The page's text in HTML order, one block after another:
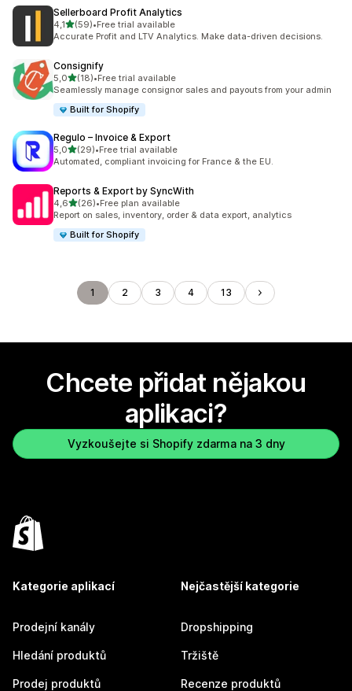
Sellerboard Profit Analytics
4,1z 5 hvězd
(59)
Celkový počet recenzí: 59
•Free trial available
Accurate Profit and LTV Analytics. Make data-driven decisions.
Consignify
5,0z 5 hvězd
(18)
Celkový počet recenzí: 18
•Free trial available
Seamlessly manage consignor sales and payouts from your admin
Built for Shopify
Regulo – Invoice & Export
5,0z 5 hvězd
(29)
Celkový počet recenzí: 29
•Free trial available
Automated, compliant invoicing for France & the EU.
Reports & Export by SyncWith
4,6z 5 hvězd
(26)
Celkový počet recenzí: 26
•Free plan available
Report on sales, inventory, order & data export, analytics
Built for Shopify
1 2 3 4 13
Chcete přidat nějakou
aplikaci?
Vyzkoušejte si Shopify zdarma na 3 dny
Kategorie aplikací
Prodejní kanály
Hledání produktů
Prodej produktů
Nejčastější kategorie
Dropshipping
Tržiště
Recenze produktů